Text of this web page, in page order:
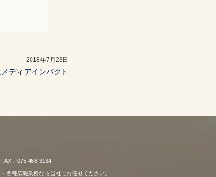
2018年7月23日
ディアインパクト
：075-468-3134
各種広報業務なら当社にお任せください。